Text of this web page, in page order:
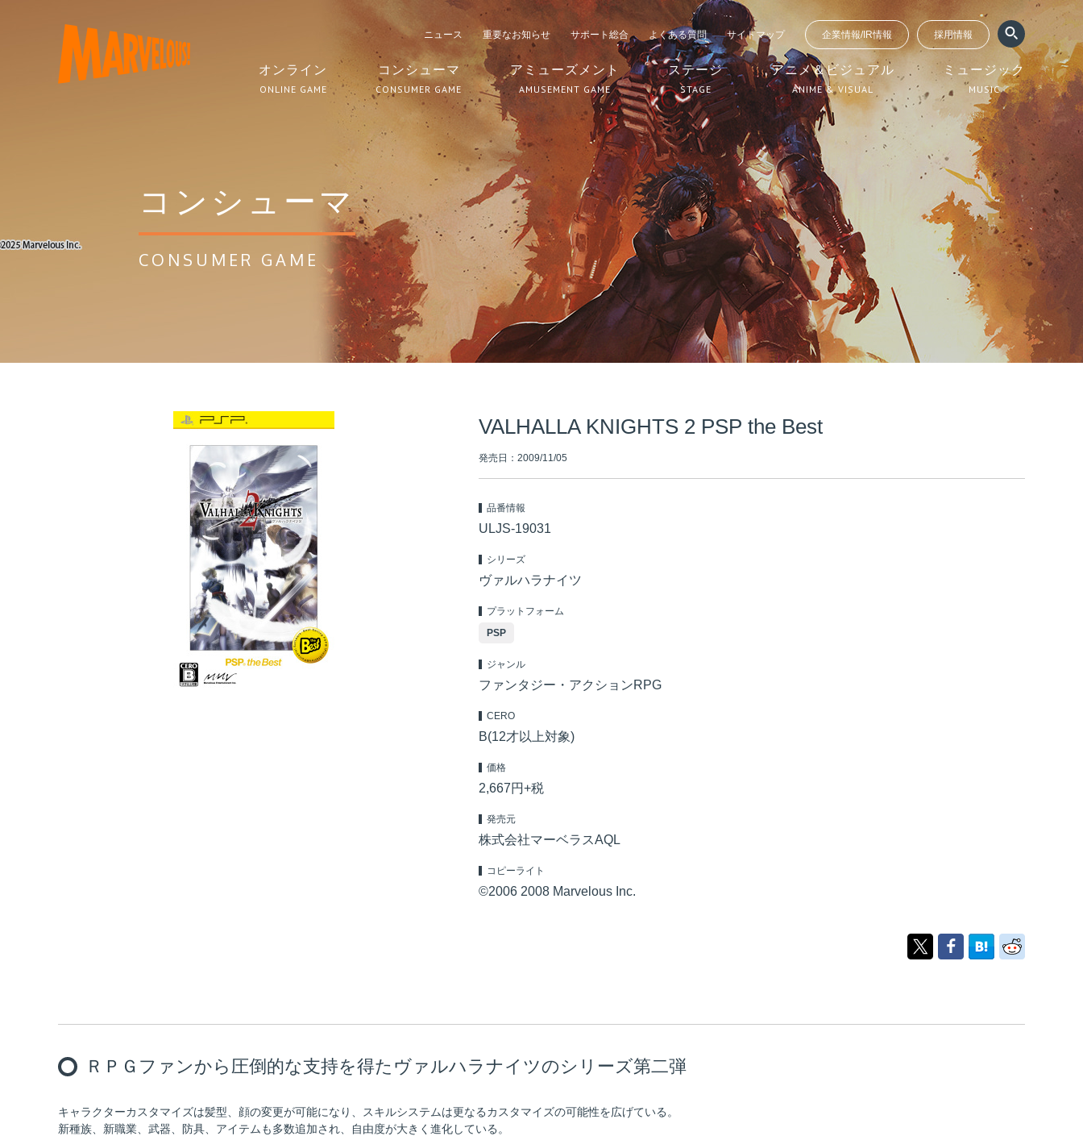
ニュース 重要なお知らせ サポート総合 よくある質問 サイトマップ 企業情報/IR情報 採用情報
オンライン
ONLINE GAME
コンシューマ
CONSUMER GAME
アミューズメント
AMUSEMENT GAME
ステージ
STAGE
アニメ＆ビジュアル
ANIME & VISUAL
ミュージック
MUSIC
コンシューマ
CONSUMER GAME
VALHALLA KNIGHTS 2 PSP the Best
発売日：2009/11/05
品番情報
ULJS-19031
シリーズ
ヴァルハラナイツ
プラットフォーム
PSP
ジャンル
ファンタジー・アクションRPG
CERO
B(12才以上対象)
価格
2,667円+税
発売元
株式会社マーベラスAQL
コピーライト
©2006 2008 Marvelous Inc.
ＲＰＧファンから圧倒的な支持を得たヴァルハラナイツのシリーズ第二弾
キャラクターカスタマイズは髪型、顔の変更が可能になり、スキルシステムは更なるカスタマイズの可能性を広げている。
新種族、新職業、武器、防具、アイテムも多数追加され、自由度が大きく進化している。